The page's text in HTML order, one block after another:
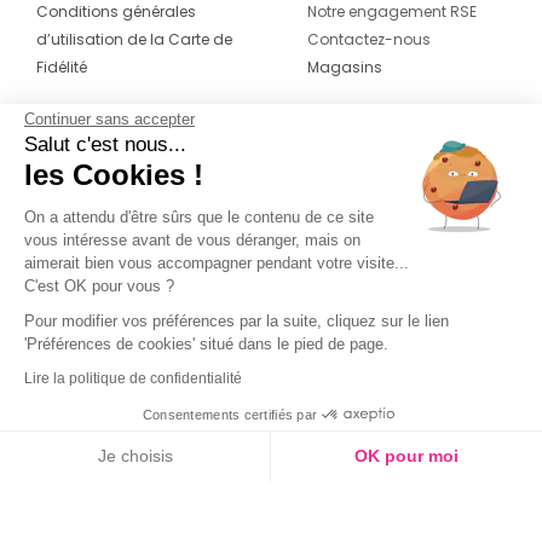
Conditions générales
d’utilisation de la Carte de
Fidélité
Notre engagement RSE
Contactez-nous
Magasins
CONTACT
04 42 20 78 42
Du lundi au jeudi de 8h30 à 16h30 & le
vendredi de 8h30 à 15h30
Continuer sans accepter
Salut c'est nous...
les Cookies !
On a attendu d'être sûrs que le contenu de ce site
vous intéresse avant de vous déranger, mais on
aimerait bien vous accompagner pendant votre visite...
C'est OK pour vous ?
Pour modifier vos préférences par la suite, cliquez sur le lien
'Préférences de cookies' situé dans le pied de page.
Lire la politique de confidentialité
Consentements certifiés par
Je choisis OK pour moi